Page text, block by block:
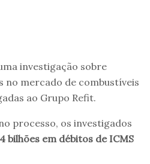
investigação sobre
no mercado de combustíveis
ao Grupo Refit.
processo, os investigados
bilhões em débitos de ICMS